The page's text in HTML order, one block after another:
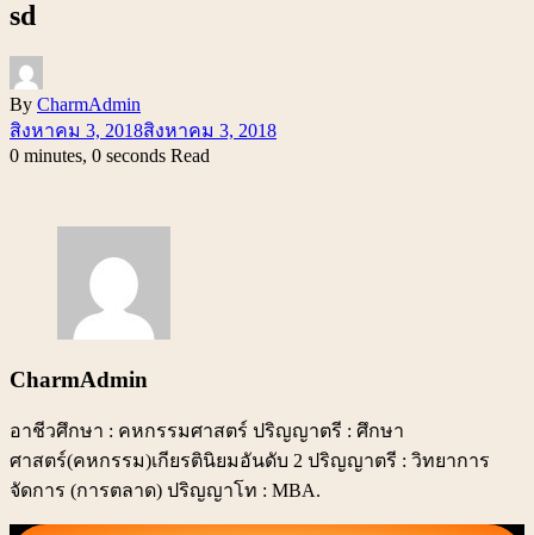
sd
By CharmAdmin
สิงหาคม 3, 2018สิงหาคม 3, 2018
0 minutes, 0 seconds Read
CharmAdmin
อาชีวศึกษา : คหกรรมศาสตร์ ปริญญาตรี : ศึกษา
ศาสตร์(คหกรรม)เกียรตินิยมอันดับ 2 ปริญญาตรี : วิทยาการ
จัดการ (การตลาด) ปริญญาโท : MBA.